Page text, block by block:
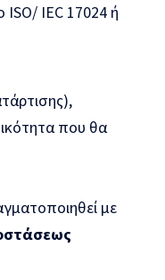
IEC 17024 ή
που θα
με